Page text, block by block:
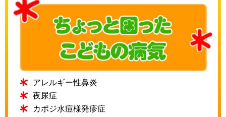
アレルギー性鼻炎
夜尿症
カポジ水痘様発疹症